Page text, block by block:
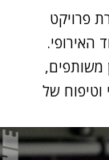
פרויקט
האירופי.
משותפים,
של